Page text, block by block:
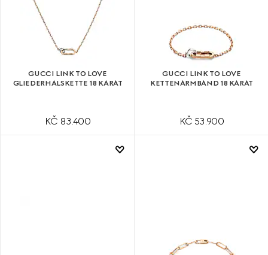
GUCCI LINK TO LOVE
GLIEDERHALSKETTE 18 KARAT
KČ 83.400
GUCCI LINK TO LOVE
KETTENARMBAND 18 KARAT
KČ 53.900